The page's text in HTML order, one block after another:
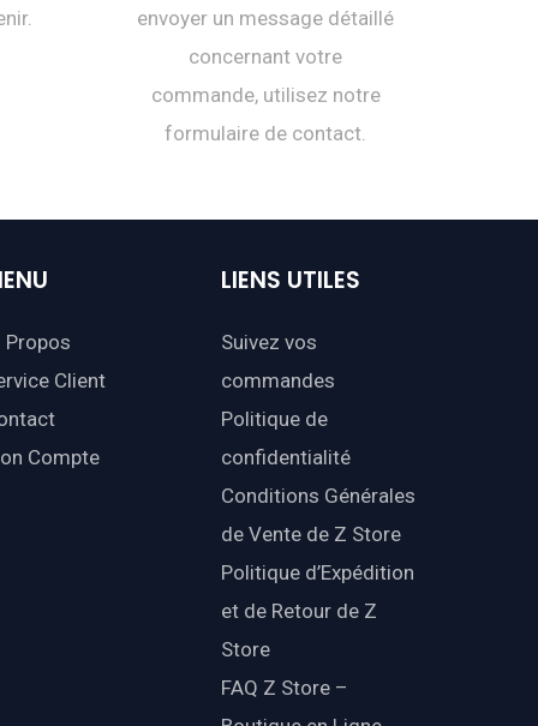
envoyer un message détaillé
concernant votre
commande, utilisez notre
formulaire de contact.
Client
Compte
LIENS UTILES
Suivez vos
commandes
Politique de
confidentialité
Conditions Générales
de Vente de Z Store
Politique d’Expédition
et de Retour de Z
Store
FAQ Z Store –